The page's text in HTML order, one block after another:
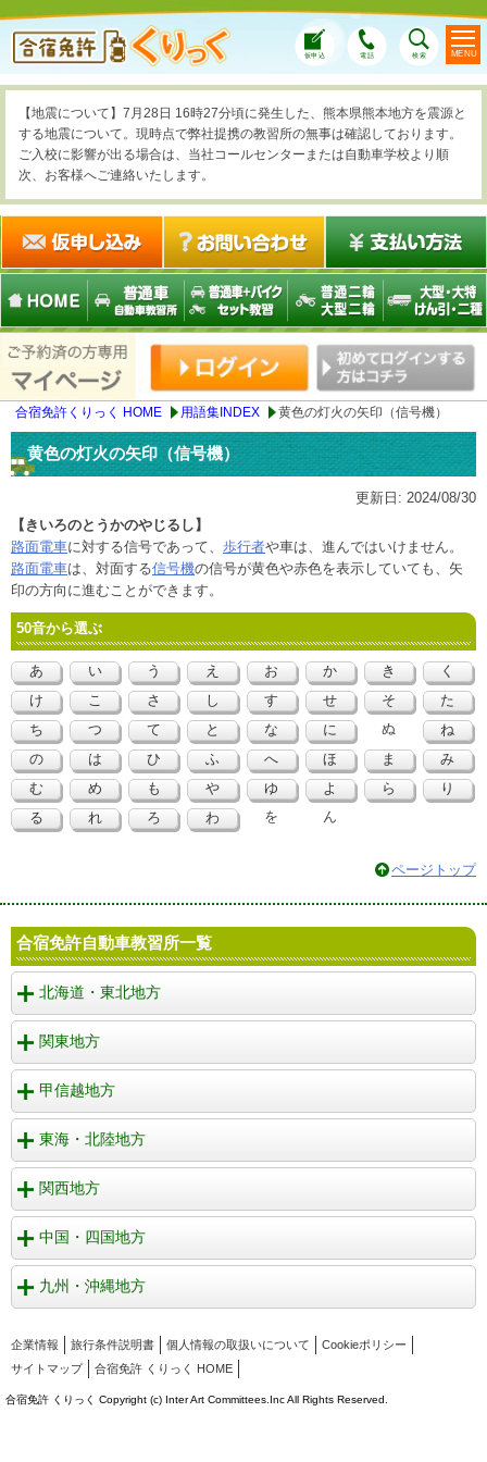
仮申込 電話 検索
【地震について】7月28日 16時27分頃に発生した、熊本県熊本地方を震源と
する地震について。現時点で弊社提携の教習所の無事は確認しております。
ご入校に影響が出る場合は、当社コールセンターまたは自動車学校より順
次、お客様へご連絡いたします。
MENU
合宿免許くりっく HOME 用語集INDEX 黄色の灯火の矢印（信号機）
黄色の灯火の矢印（信号機）
更新日: 2024/08/30
【きいろのとうかのやじるし】
路面電車に対する信号であって、 歩行者や車は、進んではいけません。
路面電車は、対面する信号機の信号が黄色や赤色を表示していても、矢
印の方向に進むことができます。
50音から選ぶ
あ い う え お か き
く
け
こ さ し す せ そ
た
ち
つ て と な に ぬ
ね
の
は ひ ふ へ ほ ま
み
む
め も や ゆ よ ら
り
る
れ ろ わ を ん
ページトップ
合宿免許自動車教習所一覧
北海道・東北地方
関東地方
甲信越地方
東海・北陸地方
関西地方
中国・四国地方
九州・沖縄地方
企業情報 旅行条件説明書 個人情報の取扱いについて
Cookieポリシー
サイトマップ
合宿免許 くりっく HOME
合宿免許 くりっく Copyright (c) Inter Art Committees.Inc All Rights Reserved.